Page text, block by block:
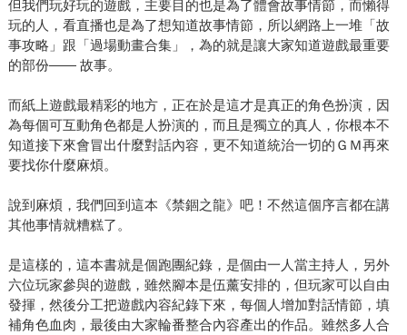
但我們玩好玩的遊戲，主要目的也是為了體會故事情節，而懶得
玩的人，看直播也是為了想知道故事情節，所以網路上一堆「故
事攻略」跟「過場動畫合集」，為的就是讓大家知道遊戲最重要
的部份—— 故事。
而紙上遊戲最精彩的地方，正在於是這才是真正的角色扮演，因
為每個可互動角色都是人扮演的，而且是獨立的真人，你根本不
知道接下來會冒出什麼對話內容，更不知道統治一切的ＧＭ再來
要找你什麼麻煩。
說到麻煩，我們回到這本《禁錮之龍》吧！不然這個序言都在講
其他事情就糟糕了。
是這樣的，這本書就是個跑團紀錄，是個由一人當主持人，另外
六位玩家參與的遊戲，雖然腳本是伍薰安排的，但玩家可以自由
發揮，然後分工把遊戲內容紀錄下來，每個人增加對話情節，填
補角色血肉，最後由大家輪番整合內容產出的作品。雖然多人合